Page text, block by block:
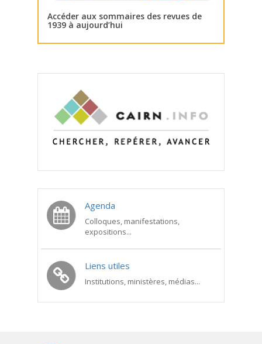
Accéder aux sommaires des revues de
1939 à aujourd’hui
Agenda
Colloques, manifestations,
expositions...
Liens utiles
Institutions, ministères, médias...